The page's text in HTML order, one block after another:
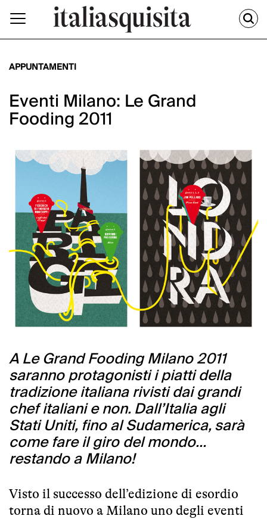
APPUNTAMENTI
Eventi Milano: Le Grand
Fooding 2011
A Le Grand Fooding Milano 2011
saranno protagonisti i piatti della
tradizione italiana rivisti dai grandi
chef italiani e non. Dall’Italia agli
Stati Uniti, fino al Sudamerica, sarà
come fare il giro del mondo…
restando a Milano!
Visto il successo dell’edizione di esordio
torna di nuovo a Milano uno degli eventi